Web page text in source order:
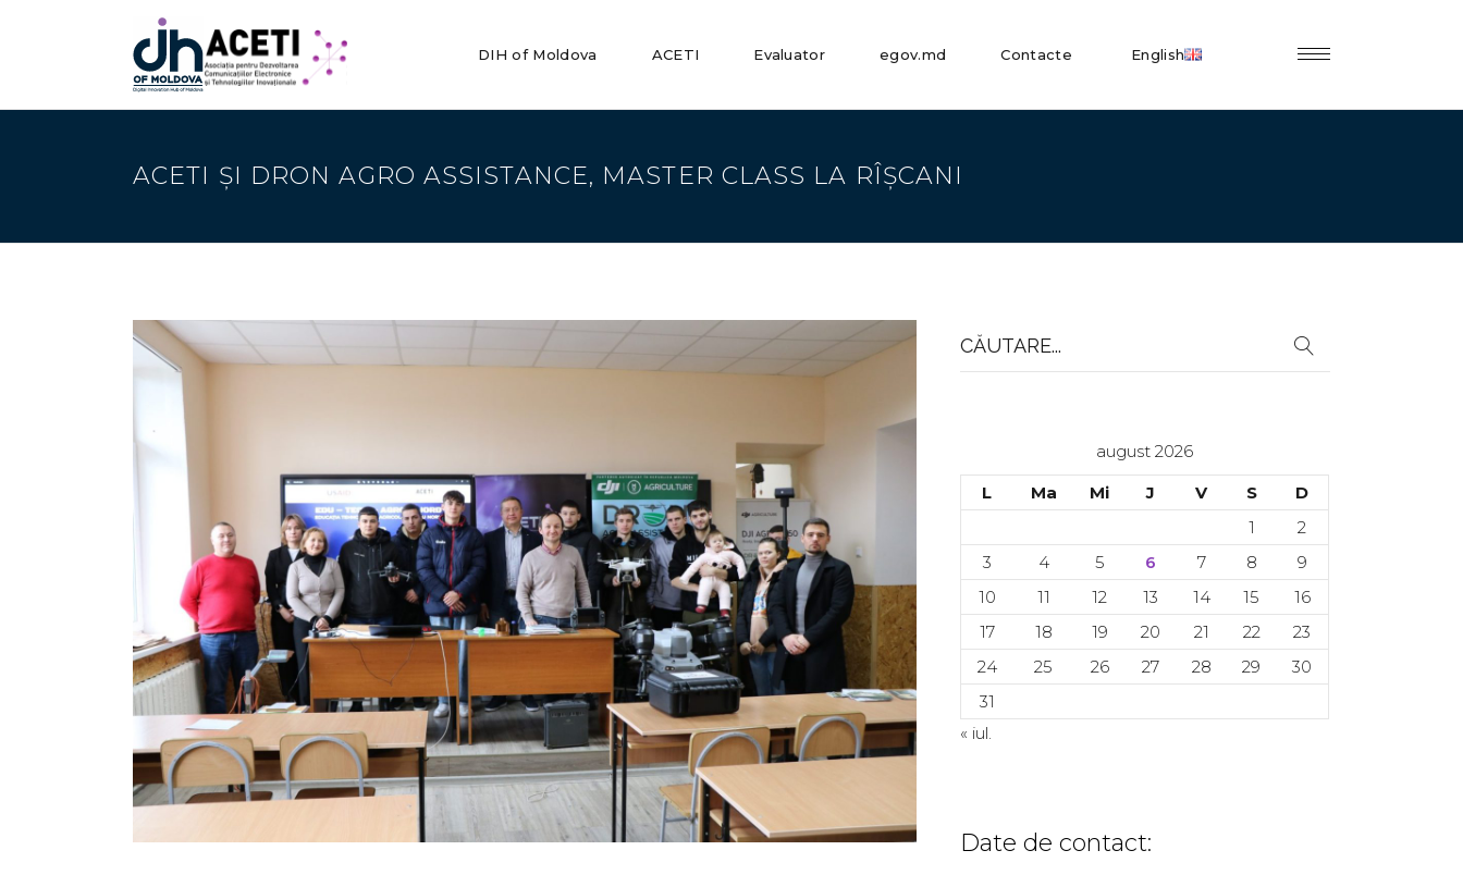
DIH of Moldova ACETI Evaluator egov.md Contacte English
ACETI ȘI DRON AGRO ASSISTANCE, MASTER CLASS LA RÎȘCANI
Search
for:
august 2026
L
Ma Mi J V S
D
1
2
3
4 5 6 7 8
9
10
11 12 13 14 15
16
17
18 19 20 21 22
23
24
25 26 27 28 29
30
31
« iul.
Date de contact: